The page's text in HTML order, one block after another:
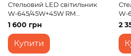
Стельовий LED світильник
W-645/45W+45W RM
WW+NW+CW
1 600 грн
Купити
W-
2